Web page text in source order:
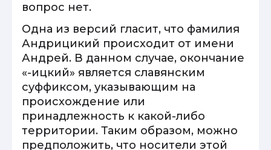
вопрос нет.
Одна из версий гласит, что фамилия
Андрицикий происходит от имени
Андрей. В данном случае, окончание
«-ицкий» является славянским
суффиксом, указывающим на
происхождение или
принадлежность к какой-либо
территории. Таким образом, можно
предположить, что носители этой